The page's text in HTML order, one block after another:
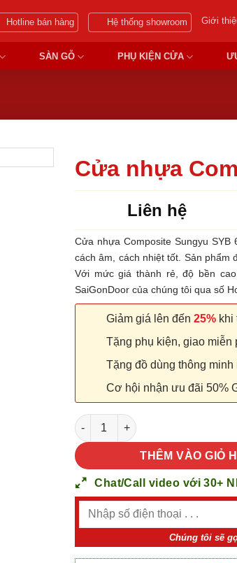
Hotline bán hàng Hệ thống showroom Giới
SÀN GỖ PHỤ KIỆN CỬA
Cửa nhựa
Liên hệ
Cửa nhựa Composite Sungyu
cách âm, cách nhiệt tốt. Sản phẩm
Với mức giá thành rẻ, độ bền
SaiGonDoor của chúng tôi qua số
Giảm giá lên đến 25% khi
Tặng phụ kiện, giao miễn
Tặng đồ dùng thông minh
Cơ hội nhận ưu đãi 50%
Cửa nhựa Composite Sungyu
THÊM VÀO GIỎ
Chat/Call video với 30+
Chúng tôi sẽ